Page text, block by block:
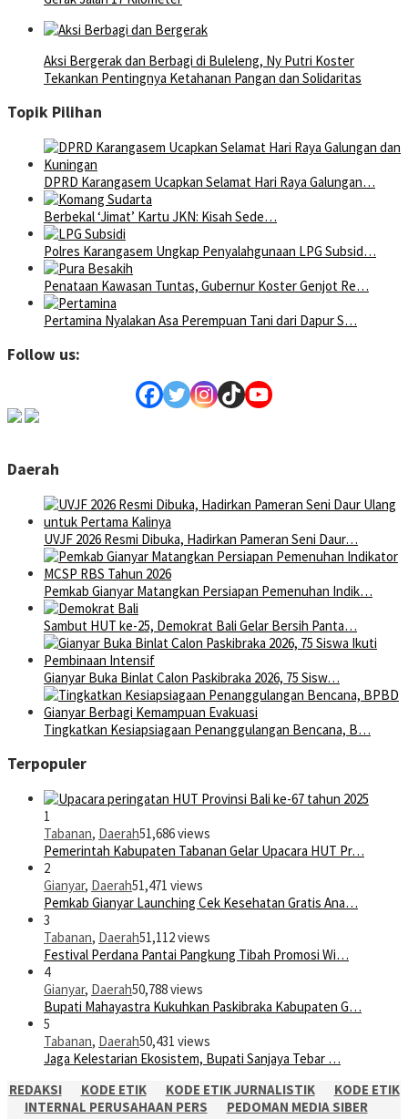
Aksi Bergerak dan Berbagi di Buleleng, Ny Putri Koster
Tekankan Pentingnya Ketahanan Pangan dan Solidaritas
Topik Pilihan
DPRD Karangasem Ucapkan Selamat Hari Raya Galungan…
Berbekal ‘Jimat’ Kartu JKN: Kisah Sede…
Polres Karangasem Ungkap Penyalahgunaan LPG Subsid…
Penataan Kawasan Tuntas, Gubernur Koster Genjot Re…
Pertamina Nyalakan Asa Perempuan Tani dari Dapur S…
Follow us:
Daerah
UVJF 2026 Resmi Dibuka, Hadirkan Pameran Seni Daur…
Pemkab Gianyar Matangkan Persiapan Pemenuhan Indik…
Sambut HUT ke-25, Demokrat Bali Gelar Bersih Panta…
Gianyar Buka Binlat Calon Paskibraka 2026, 75 Sisw…
Tingkatkan Kesiapsiagaan Penanggulangan Bencana, B…
Terpopuler
1
Tabanan, Daerah51,686 views
Pemerintah Kabupaten Tabanan Gelar Upacara HUT Pr…
2
Gianyar, Daerah51,471 views
Pemkab Gianyar Launching Cek Kesehatan Gratis Ana…
3
Tabanan, Daerah51,112 views
Festival Perdana Pantai Pangkung Tibah Promosi Wi…
4
Gianyar, Daerah50,788 views
Bupati Mahayastra Kukuhkan Paskibraka Kabupaten G…
5
Tabanan, Daerah50,431 views
Jaga Kelestarian Ekosistem, Bupati Sanjaya Tebar …
REDAKSI
KODE ETIK KODE ETIK JURNALISTIK
KODE ETIK
INTERNAL PERUSAHAAN PERS
PEDOMAN MEDIA SIBER